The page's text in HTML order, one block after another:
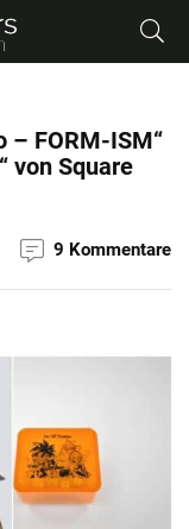
– FORM-ISM“
von Square
9 Kommentare